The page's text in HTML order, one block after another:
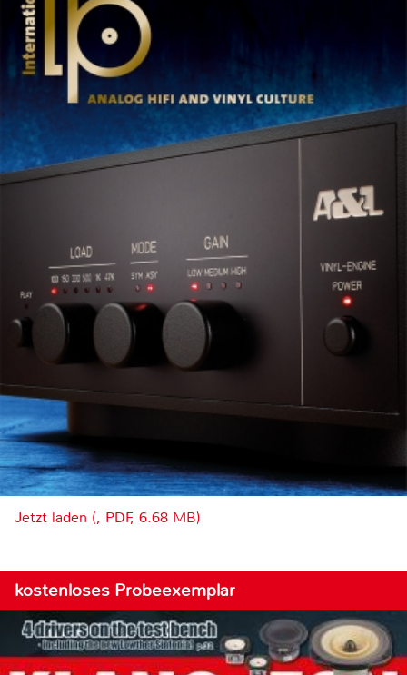
Jetzt laden (, PDF, 6.68 MB)
kostenloses Probeexemplar